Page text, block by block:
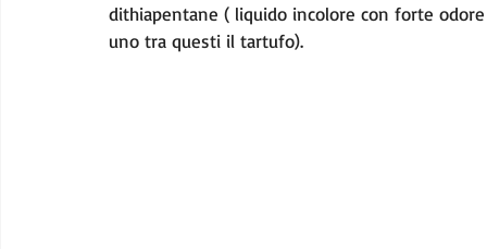
dithiapentane ( liquido incolore con forte
uno tra questi il tartufo).